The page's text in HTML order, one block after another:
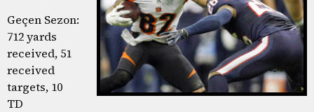
Geçen Sezon:
712 yards
received, 51
received
targets, 10
TD